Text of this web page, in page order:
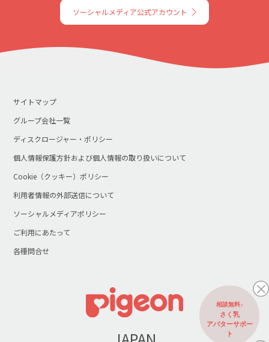
ソーシャルメディア公式アカウント
サイトマップ
グループ会社一覧
ディスクロージャー・ポリシー
個人情報保護方針および個人情報の取り扱いについて
Cookie（クッキー）ポリシー
利用者情報の外部送信について
ソーシャルメディアポリシー
ご利用にあたって
各種問合せ
相談無料♪
さく乳
アバターサポー
ト